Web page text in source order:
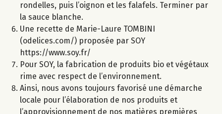
rondelles, puis l’oignon et les falafels. Terminer par
la sauce blanche.
Une recette de Marie-Laure TOMBINI
(odelices.com/) proposée par SOY
https://www.soy.fr/
Pour SOY, la fabrication de produits bio et végétaux
rime avec respect de l’environnement.
Ainsi, nous avons toujours favorisé une démarche
locale pour l’élaboration de nos produits et
l’approvisionnement de nos matières premières